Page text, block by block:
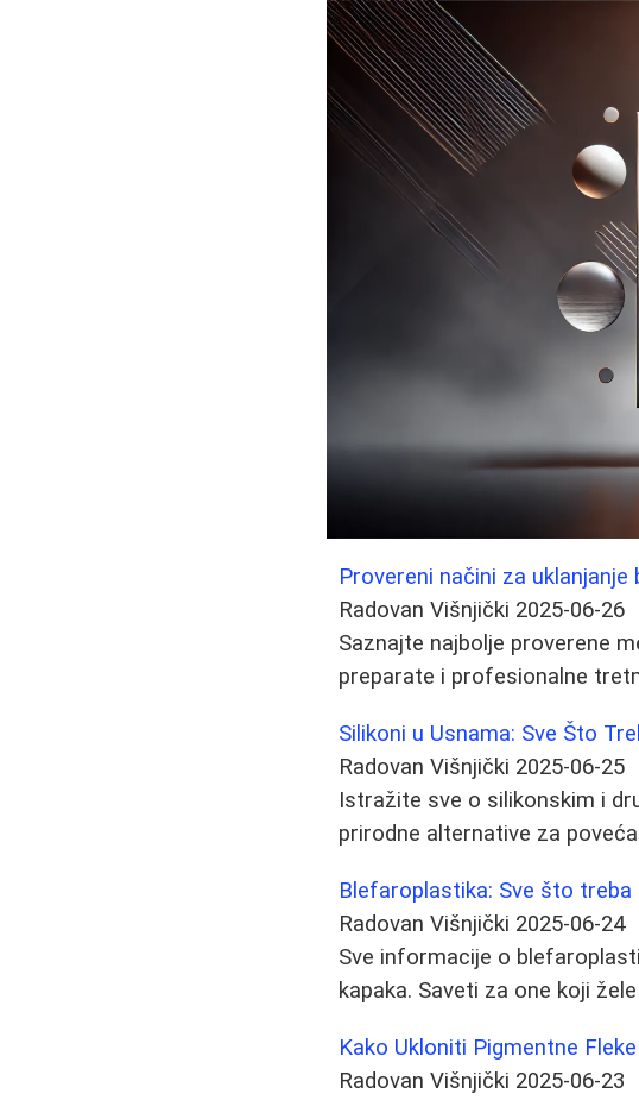
Provereni načini za
Radovan Višnjički 2025-06-26
Saznajte najbolje proverene
preparate i profesionalne
Silikoni u Usnama: Sve Što
Radovan Višnjički 2025-06-25
Istražite sve o silikonskim i
prirodne alternative za
Blefaroplastika: Sve što
Radovan Višnjički 2025-06-24
Sve informacije o
kapaka. Saveti za one koji
Kako Ukloniti Pigmentne
Radovan Višnjički 2025-06-23